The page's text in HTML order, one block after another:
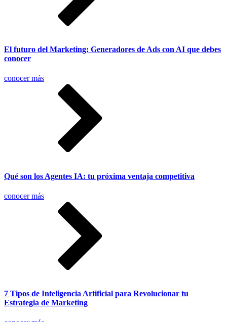
El futuro del Marketing: Generadores de Ads con AI que debes
conocer
conocer más
Qué son los Agentes IA: tu próxima ventaja competitiva
conocer más
7 Tipos de Inteligencia Artificial para Revolucionar tu
Estrategia de Marketing